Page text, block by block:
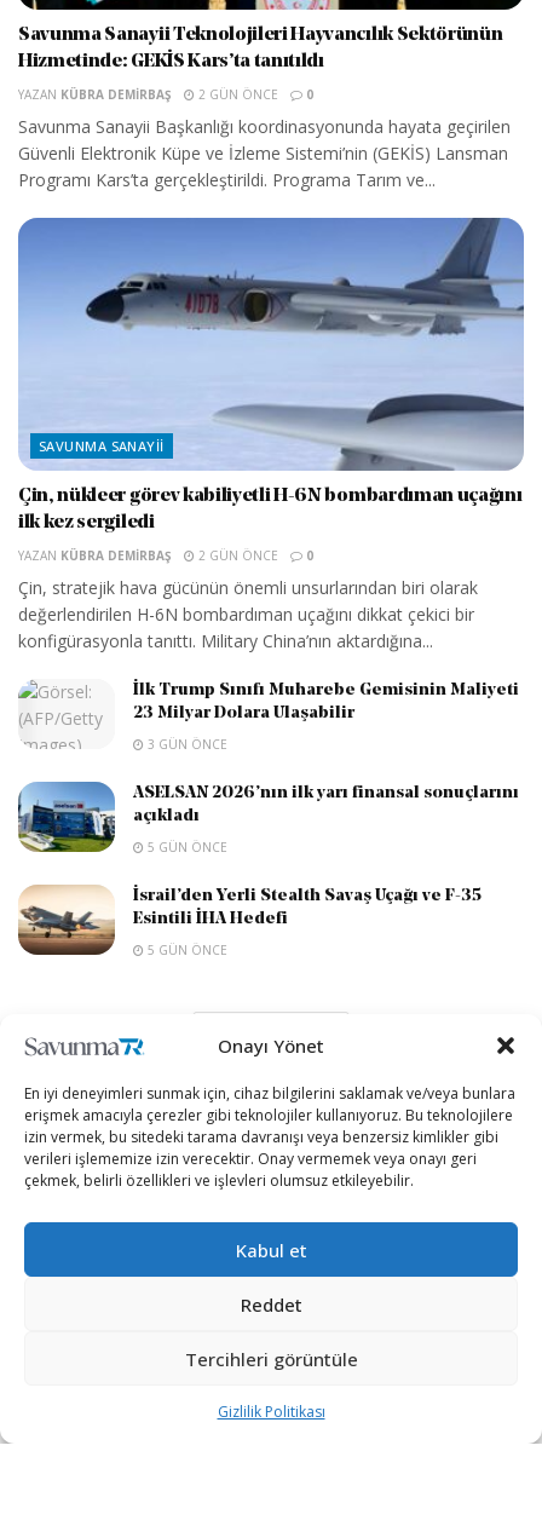
Onayı Yönet
En iyi deneyimleri sunmak için, cihaz bilgilerini saklamak ve/veya bunlara
erişmek amacıyla çerezler gibi teknolojiler kullanıyoruz. Bu teknolojilere
izin vermek, bu sitedeki tarama davranışı veya benzersiz kimlikler gibi
verileri işlememize izin verecektir. Onay vermemek veya onayı geri
çekmek, belirli özellikleri ve işlevleri olumsuz etkileyebilir.
Kabul et
Reddet
Tercihleri görüntüle
Gizlilik Politikası
Savunma Sanayii Teknolojileri Hayvancılık Sektörünün
Hizmetinde: GEKİS Kars’ta tanıtıldı
YAZAN KÜBRA DEMIRBAŞ 2 GÜN ÖNCE 0
Savunma Sanayii Başkanlığı koordinasyonunda hayata geçirilen
Güvenli Elektronik Küpe ve İzleme Sistemi’nin (GEKİS) Lansman
Programı Kars’ta gerçekleştirildi. Programa Tarım ve...
SAVUNMA SANAYII
Çin, nükleer görev kabiliyetli H-6N bombardıman uçağını
ilk kez sergiledi
YAZAN KÜBRA DEMIRBAŞ 2 GÜN ÖNCE 0
Çin, stratejik hava gücünün önemli unsurlarından biri olarak
değerlendirilen H-6N bombardıman uçağını dikkat çekici bir
konfigürasyonla tanıttı. Military China’nın aktardığına...
İlk Trump Sınıfı Muharebe Gemisinin Maliyeti
23 Milyar Dolara Ulaşabilir
3 GÜN ÖNCE
ASELSAN 2026’nın ilk yarı finansal sonuçlarını
açıkladı
5 GÜN ÖNCE
İsrail’den Yerli Stealth Savaş Uçağı ve F-35
Esintili İHA Hedefi
5 GÜN ÖNCE
iletisim@savunmatr.com